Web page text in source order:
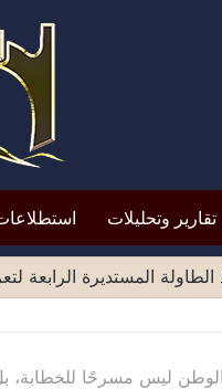
تقارير وتحليلات
ليس مسرحًا للخطابة،